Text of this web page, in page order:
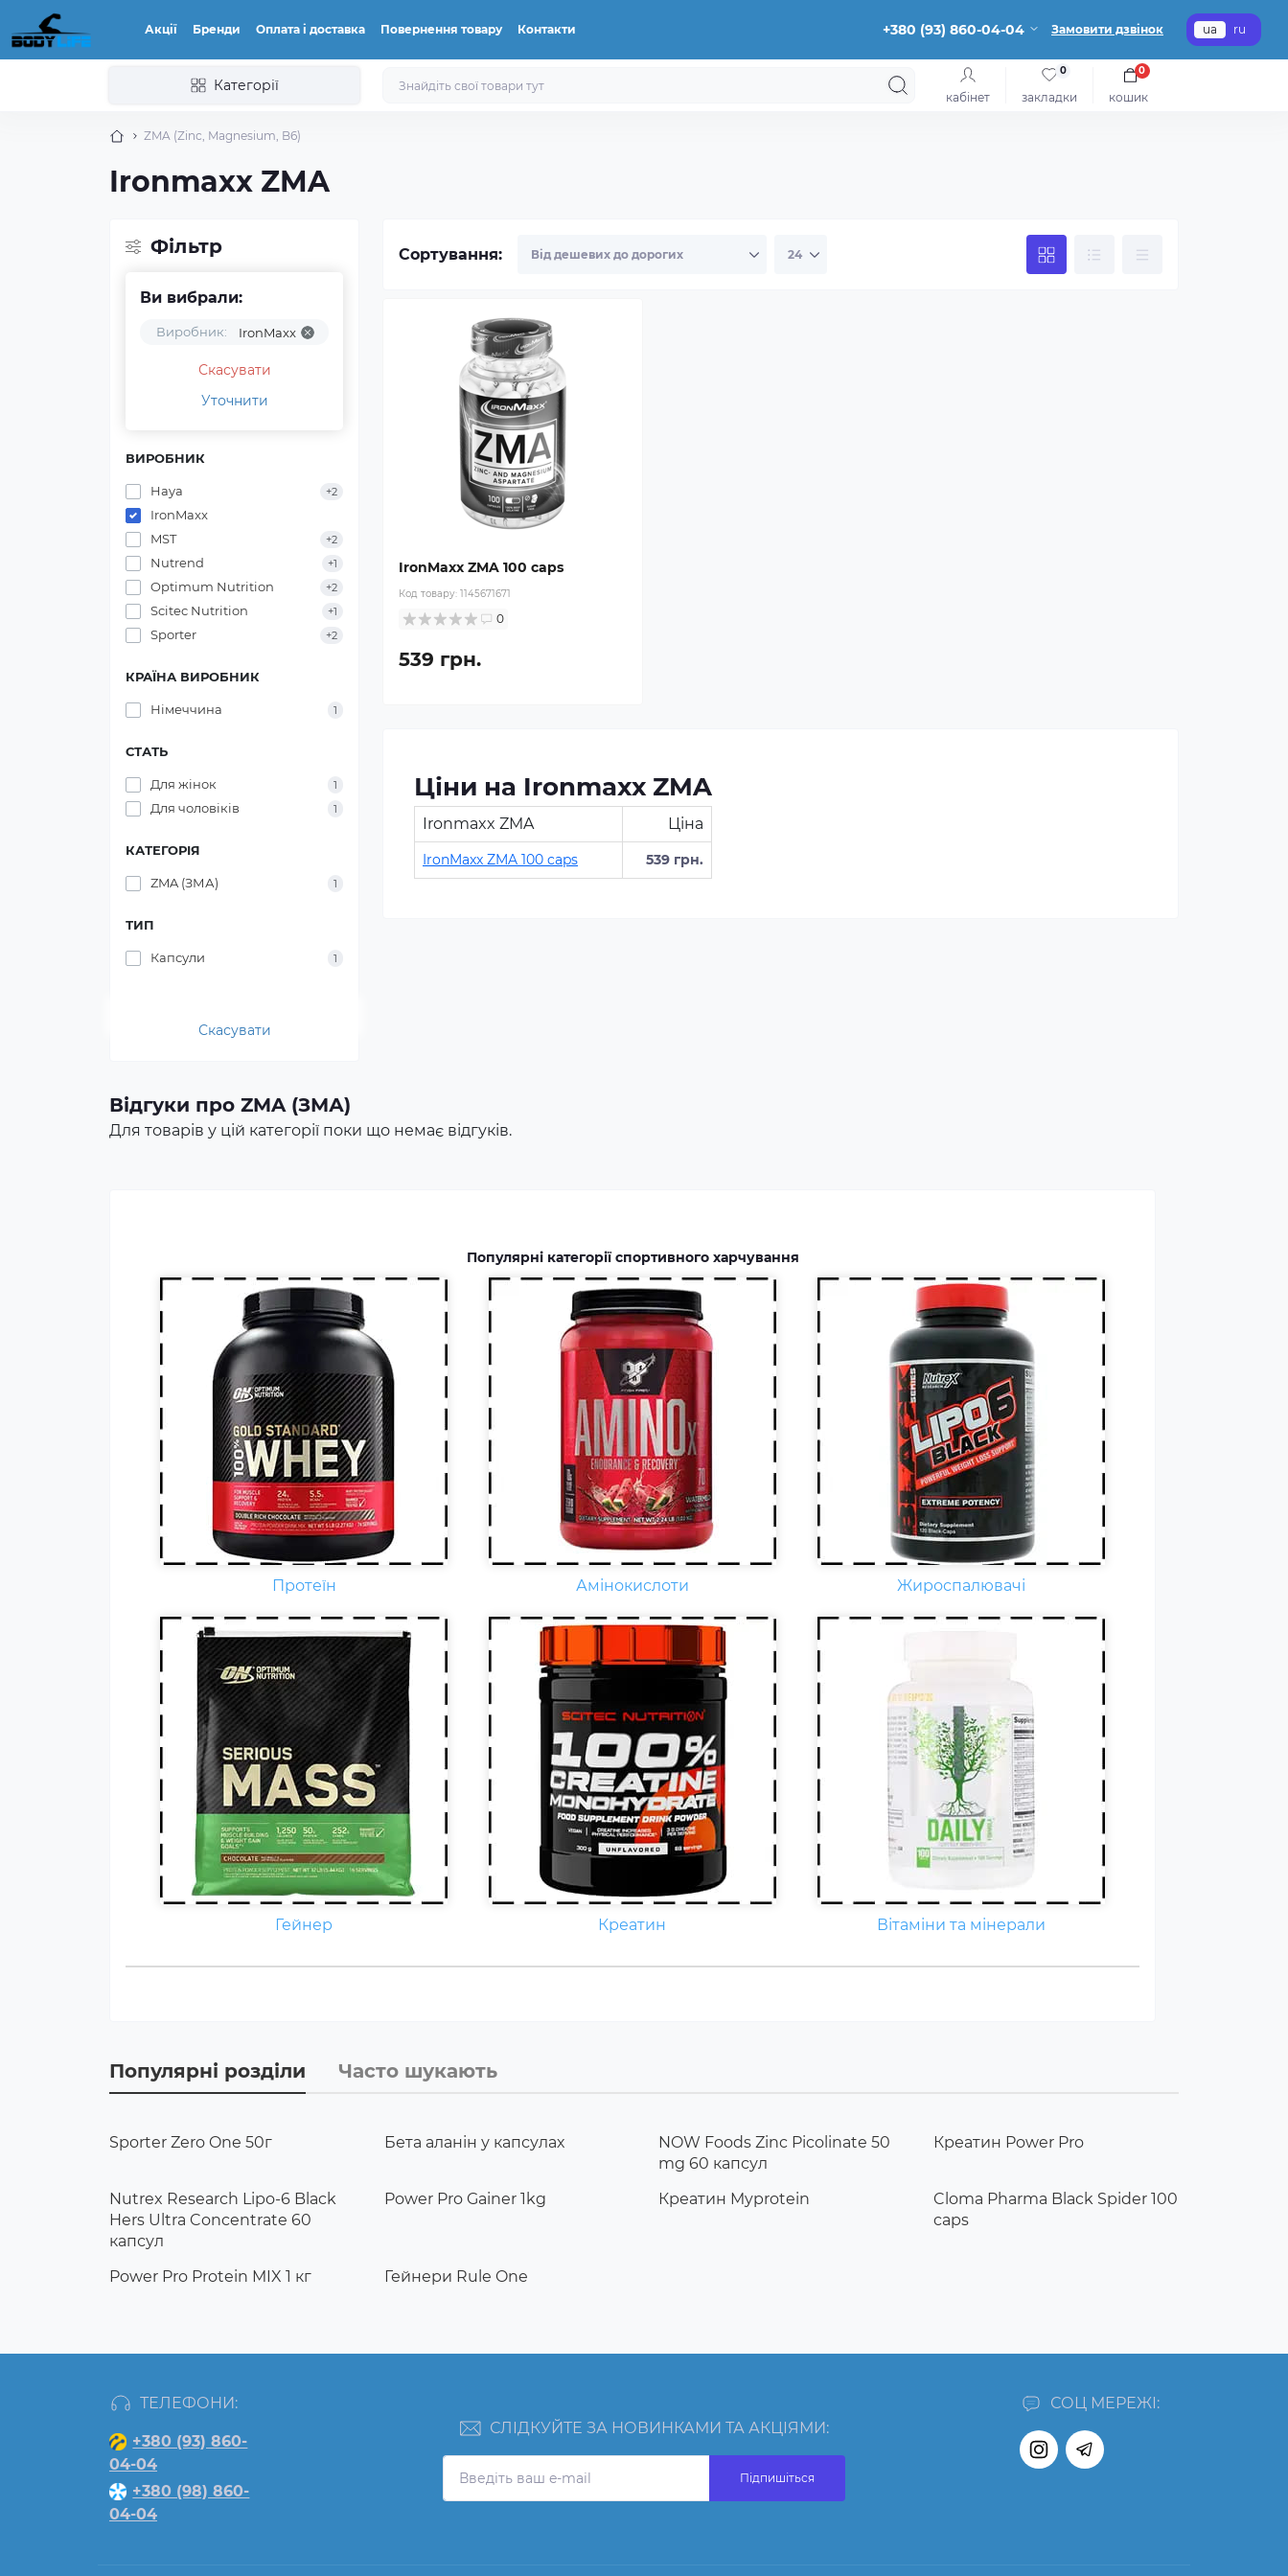
Акції Бренди Оплата і доставка Повернення товару Контакти +380 (93) 860-04-04 Замовити дзвінок ua ru
Категорії
кабінет закладки
0
кошик
0
ZMA (Zinc, Magnesium, B6)
Ironmaxx ZMA
Фільтр
Ви вибрали:
Виробник: IronMaxx
Скасувати
Уточнити
ВИРОБНИК
Haya +2
IronMaxx
MST
+2
Nutrend +1
Optimum Nutrition +2
Scitec Nutrition +1
Sporter +2
КРАЇНА ВИРОБНИК
Німеччина 1
СТАТЬ
Для жінок 1
Для чоловіків 1
КАТЕГОРІЯ
ZMA (ЗМА) 1
ТИП
Капсули 1
Скасувати
Сортування:
IronMaxx ZMA 100 caps
Код товару: 1145671671
0
539 грн.
Ціни на Ironmaxx ZMA
Ironmaxx ZMA Ціна
IronMaxx ZMA 100 caps 539 грн.
Відгуки про ZMA (ЗМА)
Для товарів у цій категорії поки що немає відгуків.
Популярні категорії спортивного харчування
харчування є концентратом
покриває частину добової
потреби людини в білку,
Протеїн
підвищені спортивні
спеціальні добавки.
Амінокислоти Жироспалювачі
Гейнер (від англ. Gain - приріст,
добавка) - харчова добавка при
спортивному харчуванні.
Містить, головним чином,
вуглеводи (прості або складні,
від чого залежить ціна товару) і
білок (як правило концентрат
сироваткового білка, але
зустрічаються і
мультикомпонентні за складом
білка гейнери).
Гейнер
Креатин – спортивна добавка,
яка використовується у
силових видах спорту, фітнесі, а
також видах спорту, пов'язаних
з динамічним навантаженням
або силовою витривалістю. Це
кислота, що синтезується в
організмі людини в скелетних
м'язах.
Креатин
Щодня кожному спортсмену
необхідні вітаміни групи В,
карнітин. вітамін Т, вітаміни С, D,
E, F. Постійні тренування,
фізичні та психологічні
навантаження, змагання
збільшують добову норму
вітамінів та мінералів у 1,5-2
рази.
Вітаміни та мінерали
Популярні розділи Часто шукають
Sporter Zero One 50г Бета аланін у капсулах
NOW Foods Zinc Picolinate 50
mg 60 капсул
Креатин Power Pro
Nutrex Research Lipo-6 Black
Hers Ultra Concentrate 60
капсул
Power Pro Gainer 1kg Креатин Myprotein
Cloma Pharma Black Spider 100
caps
Power Pro Protein MIX 1 кг Гейнери Rule One
ТЕЛЕФОНИ:
+380 (93) 860-
04-04
+380 (98) 860-
04-04
СОЦ МЕРЕЖІ:
СЛІДКУЙТЕ ЗА НОВИНКАМИ ТА АКЦІЯМИ:
Підпишіться